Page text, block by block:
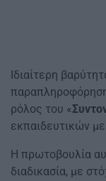
Ιδιαίτερη
ρόλος του «
εκπαιδευτικών
Η πρωτοβουλία
διαδικασία, με